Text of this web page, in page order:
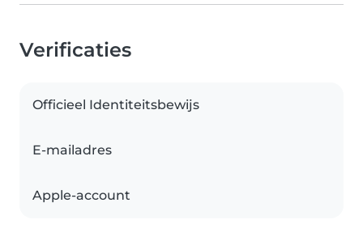
Verificaties
Officieel Identiteitsbewijs
E-mailadres
Apple-account